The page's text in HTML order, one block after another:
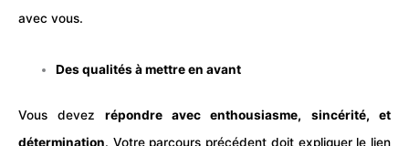
avec vous.
Des qualités à mettre en avant
Vous devez répondre avec enthousiasme, sincérité, et
détermination. Votre parcours précédent doit expliquer le lien